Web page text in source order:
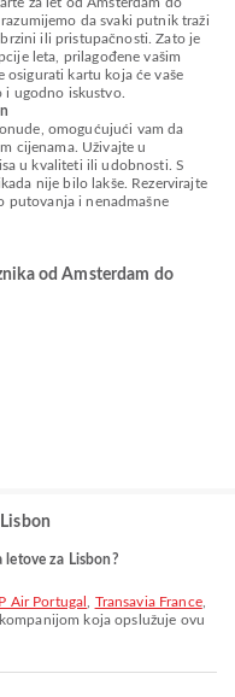
da svaki putnik traži
ili pristupačnosti. Zato je
leta, prilagođene vašim
osigurati kartu koja će vaše
ugodno iskustvo.
omogućujući vam da
cijenama. Uživajte u
u kvaliteti ili udobnosti. S
nije bilo lakše. Rezervirajte
putovanja i nenadmašne
od Amsterdam do
letove za Lisbon?
Air Portugal Transavia France,
koja opslužuje ovu